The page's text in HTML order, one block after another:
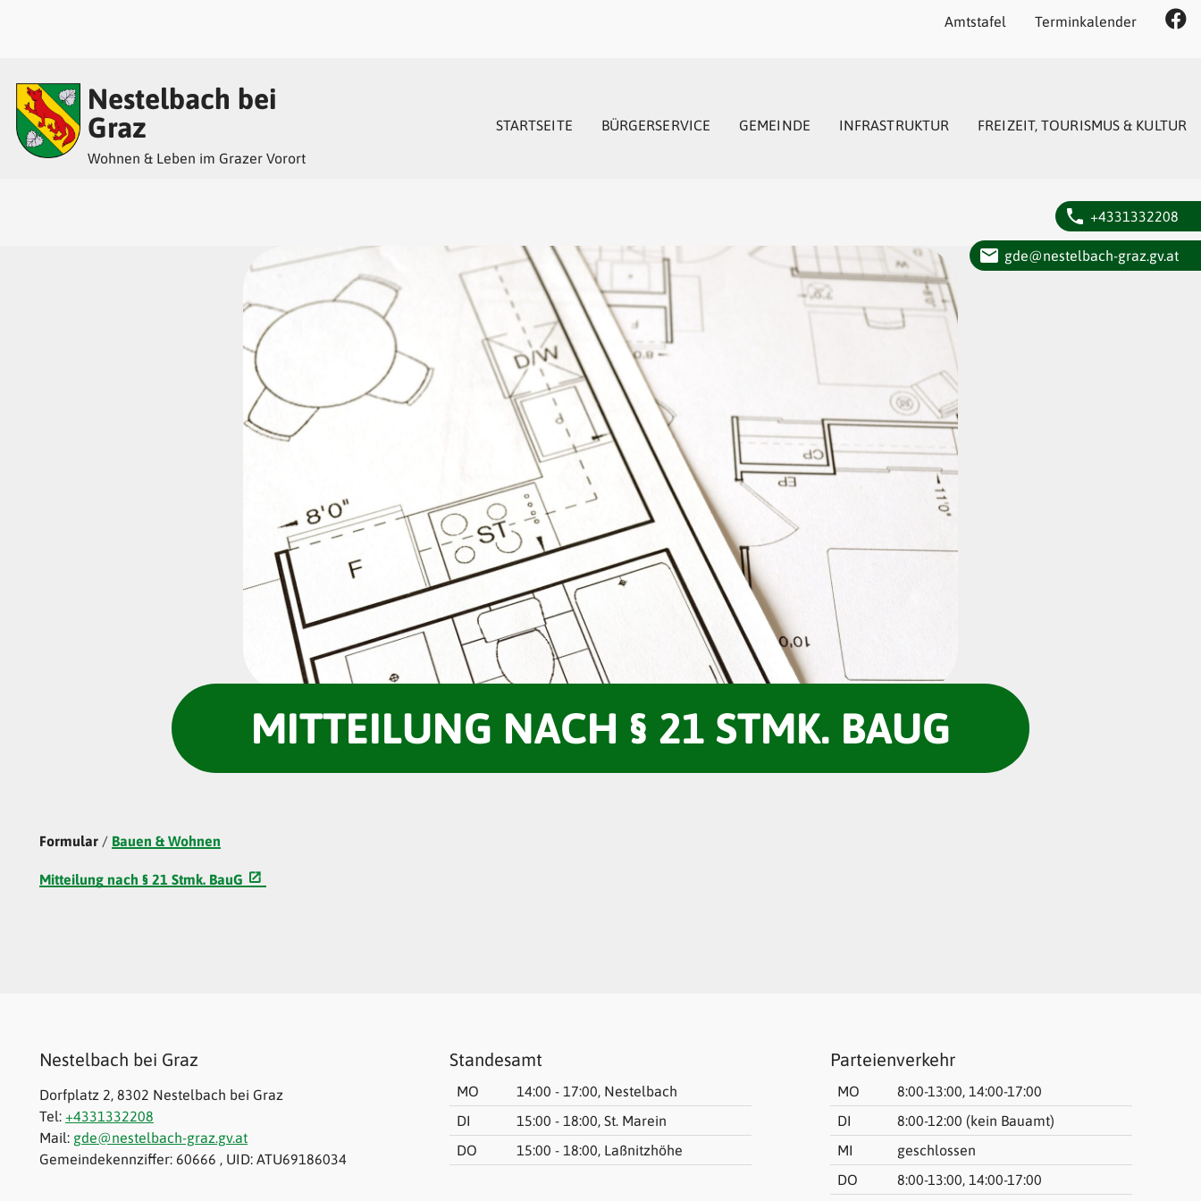
Accesskey
Accesskey
Accesskey
Amtstafel Terminkalender
Nestelbach bei
Graz
Wohnen & Leben im Grazer Vorort
STARTSEITE BÜRGERSERVICE GEMEINDE INFRASTRUKTUR FREIZEIT, TOURISMUS & KULTUR
phone +4331332208
email gde@nestelbach-graz.gv.at
MITTEILUNG NACH § 21 STMK. BAUG
Formular / Bauen & Wohnen
Mitteilung nach § 21 Stmk. BauG
Nestelbach bei Graz
Dorfplatz 2, 8302 Nestelbach bei Graz
Tel: +4331332208
Mail: gde@nestelbach-graz.gv.at
Gemeindekennziffer: 60666 , UID: ATU69186034
Standesamt
MO
14:00 - 17:00, Nestelbach
DI
15:00 - 18:00, St. Marein
DO
15:00 - 18:00, Laßnitzhöhe
Parteienverkehr
MO
8:00-13:00, 14:00-17:00
DI
8:00-12:00 (kein Bauamt)
MI
geschlossen
DO
8:00-13:00, 14:00-17:00